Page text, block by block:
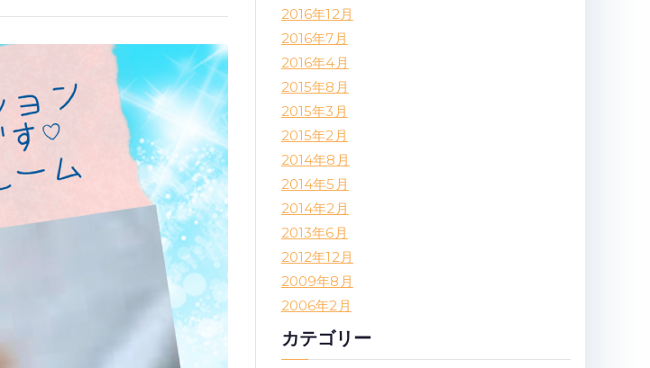
2016年12月
2016年7月
2016年4月
2015年8月
2015年3月
2015年2月
2014年8月
2014年5月
2014年2月
2013年6月
2012年12月
2009年8月
2006年2月
カテゴリー